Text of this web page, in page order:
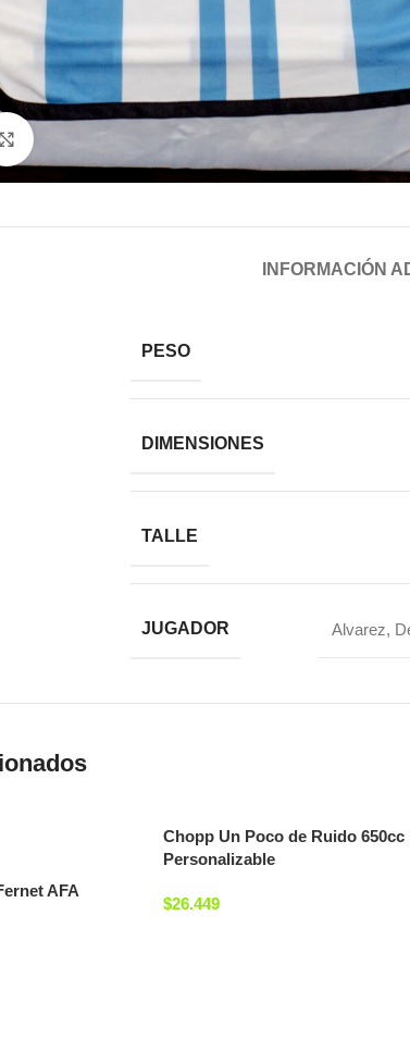
Haga clic para ampliar
INFORMACIÓN
PESO
DIMENSIONES
TALLE
JUGADOR Alvarez,
AFA
Chopp Un Poco de Ruido 650cc
Personalizable
$26.449